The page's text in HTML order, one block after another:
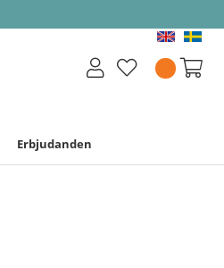
Erbjudanden